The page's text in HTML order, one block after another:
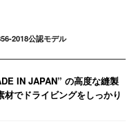
2018公認モデル
IN JAPAN” の高度な縫製
でドライビングをしっかり